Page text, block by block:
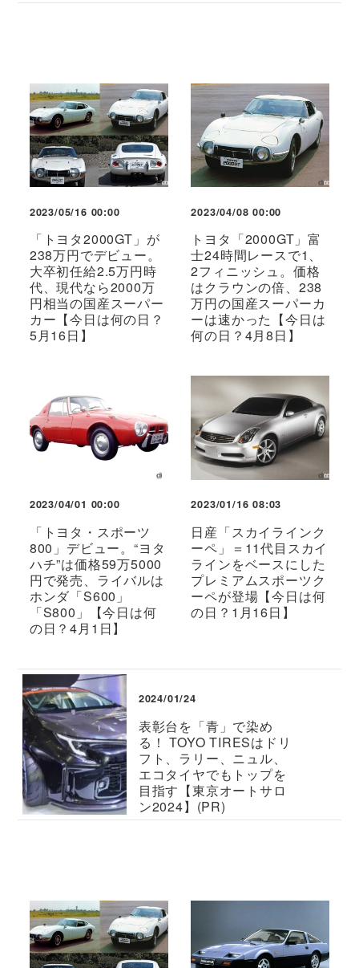
2023/05/16 00:00
「トヨタ2000GT」が
238万円でデビュー。
大卒初任給2.5万円時
代、現代なら2000万
円相当の国産スーパー
カー【今日は何の日？
5月16日】
2023/04/08 00:00
トヨタ「2000GT」富
士24時間レースで1、
2フィニッシュ。価格
はクラウンの倍、238
万円の国産スーパーカ
ーは速かった【今日は
何の日？4月8日】
2023/04/01 00:00
「トヨタ・スポーツ
800」デビュー。“ヨタ
ハチ”は価格59万5000
円で発売、ライバルは
ホンダ「S600」
「S800」【今日は何
の日？4月1日】
2023/01/16 08:03
日産「スカイラインク
ーペ」＝11代目スカイ
ラインをベースにした
プレミアムスポーツク
ーペが登場【今日は何
の日？1月16日】
2024/01/24
表彰台を「青」で染め
る！ TOYO TIRESはドリ
フト、ラリー、ニュル、
エコタイヤでもトップを
目指す【東京オートサロ
ン2024】(PR)